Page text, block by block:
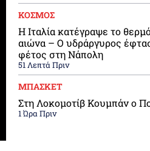
ΚΟΣΜΟΣ
Η Ιταλία κατέγραψε το
αιώνα – Ο υδράργυρος
φέτος στη Νάπολη
51 Λεπτά Πριν
ΜΠΑΣΚΕΤ
Στη Λοκομοτίβ Κουμπάν ο
1 Ώρα Πριν